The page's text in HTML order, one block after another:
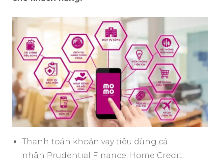
Thanh toán khoản vay tiêu dùng cá
nhân Prudential Finance, Home Credit,